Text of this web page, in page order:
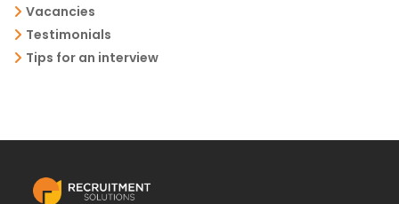
Vacancies
Testimonials
Tips for an interview